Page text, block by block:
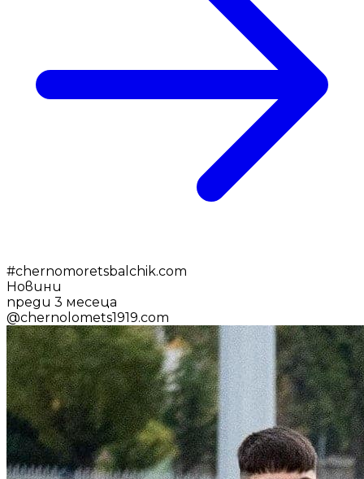
#chernomoretsbalchik.com
Новини
преди 3 месеца
@chernolomets1919.com